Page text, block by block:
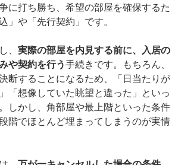
に打ち勝ち、希望の部屋を確保するた
」や「先行契約」です。
、 実際の部屋を内見する前に、入居の
や契約を行う手続きです。もちろん、
断することになるため、「日当たりが
「想像していた眺望と違った」といっ
しかし、角部屋や最上階といった条件
階でほとんど埋まってしまうのが実情